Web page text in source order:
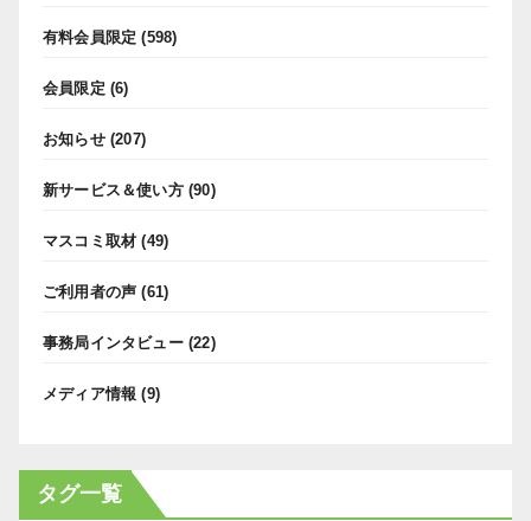
有料会員限定 (598)
会員限定 (6)
お知らせ(207)
新サービス＆使い方(90)
マスコミ取材 (49)
ご利用者の声 (61)
事務局インタビュー(22)
メディア情報 (9)
タグ一覧